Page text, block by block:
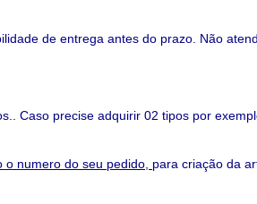
de entrega antes do prazo. Não
Caso precise adquirir 02 tipos por
o numero do seu pedido, para criação da